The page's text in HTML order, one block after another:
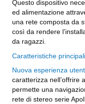
Questo dispositivo
ed alimentazione
una rete composta da
così da rendere
da ragazzi.
Caratteristiche
Nuova esperienza
caratterizza nell’offrire
permette una
rete di stereo serie